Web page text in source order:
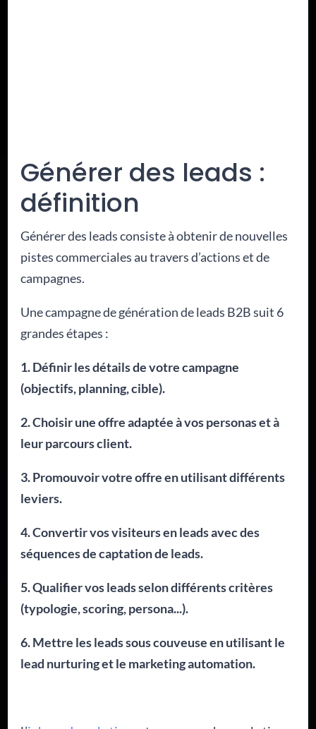
Générer des leads :
définition
Générer des leads consiste à obtenir de nouvelles
pistes commerciales au travers d’actions et de
campagnes.
Une campagne de génération de leads B2B suit 6
grandes étapes :
1. Définir les détails de votre campagne
(objectifs, planning, cible).
2. Choisir une offre adaptée à vos personas et à
leur parcours client.
3. Promouvoir votre offre en utilisant différents
leviers.
4. Convertir vos visiteurs en leads avec des
séquences de captation de leads.
5. Qualifier vos leads selon différents critères
(typologie, scoring, persona...).
6. Mettre les leads sous couveuse en utilisant le
lead nurturing et le marketing automation.